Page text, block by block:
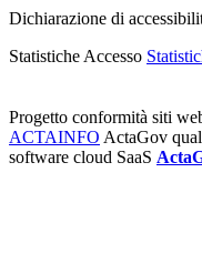
Dichiarazione di
Statistiche Accesso
Progetto conformità siti
ACTAINFO ActaGov
software cloud SaaS